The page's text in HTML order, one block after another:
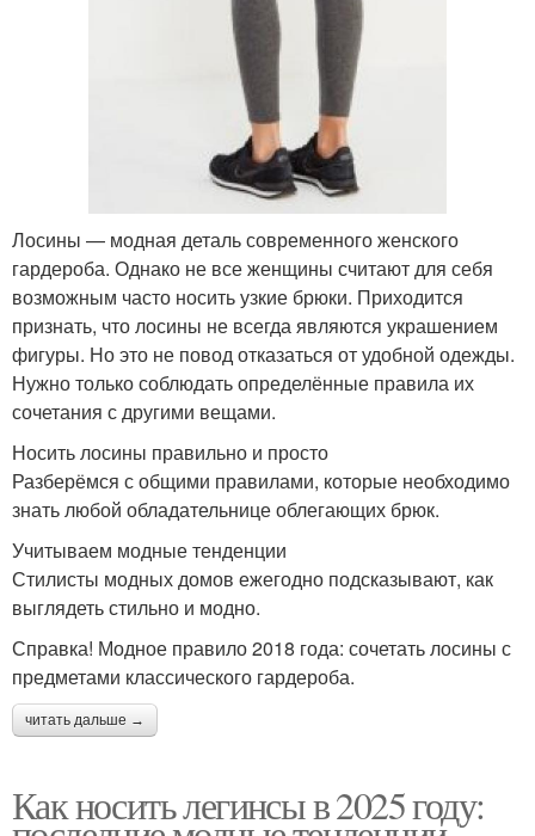
Лосины — модная деталь современного женского
гардероба. Однако не все женщины считают для себя
возможным часто носить узкие брюки. Приходится
признать, что лосины не всегда являются украшением
фигуры. Но это не повод отказаться от удобной одежды.
Нужно только соблюдать определённые правила их
сочетания с другими вещами.
Носить лосины правильно и просто
Разберёмся с общими правилами, которые необходимо
знать любой обладательнице облегающих брюк.
Учитываем модные тенденции
Стилисты модных домов ежегодно подсказывают, как
выглядеть стильно и модно.
Справка! Модное правило 2018 года: сочетать лосины с
предметами классического гардероба.
читать дальше →
Как носить легинсы в 2025 году: